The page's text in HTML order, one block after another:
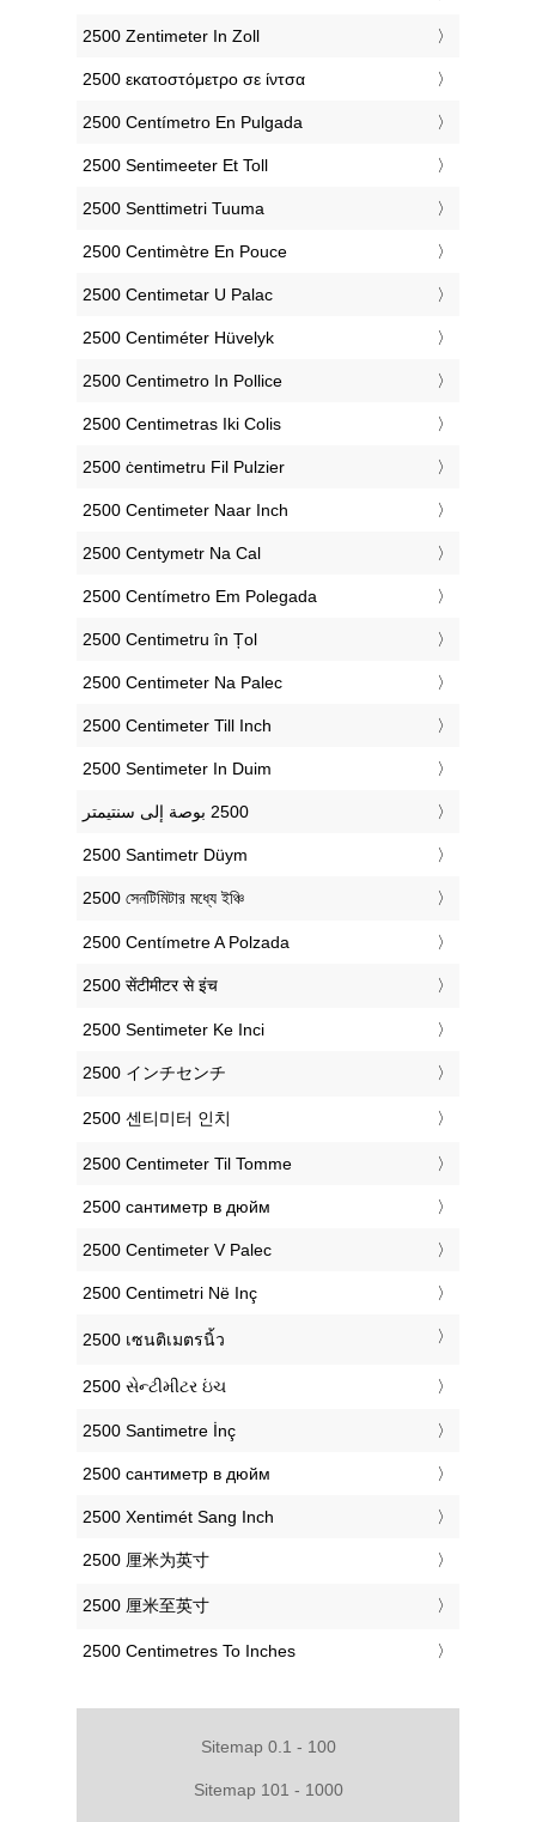
‎2500 Zentimeter In Zoll
‎2500 εκατοστόμετρο σε ίντσα
‎2500 Centímetro En Pulgada
‎2500 Sentimeeter Et Toll
‎2500 Senttimetri Tuuma
‎2500 Centimètre En Pouce
‎2500 Centimetar U Palac
‎2500 Centiméter Hüvelyk
‎2500 Centimetro In Pollice
‎2500 Centimetras Iki Colis
‎2500 ċentimetru Fil Pulzier
‎2500 Centimeter Naar Inch
‎2500 Centymetr Na Cal
‎2500 Centímetro Em Polegada
‎2500 Centimetru în Țol
‎2500 Centimeter Na Palec
‎2500 Centimeter Till Inch
‎2500 Sentimeter In Duim
‎2500 Santimetr Düym
‎2500 সেনটিমিটার মধ্যে ইঞ্চি
‎2500 Centímetre A Polzada
‎2500 सेंटीमीटर से इंच
‎2500 Sentimeter Ke Inci
‎2500 インチセンチ
‎2500 센티미터 인치
‎2500 Centimeter Til Tomme
‎2500 сантиметр в дюйм
‎2500 Centimeter V Palec
‎2500 Centimetri Në Inç
‎2500 เซนติเมตรนิ้ว
‎2500 સેન્ટીમીટર ઇંચ
‎2500 Santimetre İnç
‎2500 сантиметр в дюйм
‎2500 Xentimét Sang Inch
‎2500 厘米为英寸
‎2500 厘米至英寸
‎2500 Centimetres To Inches
Sitemap 0.1 - 100
Sitemap 101 - 1000